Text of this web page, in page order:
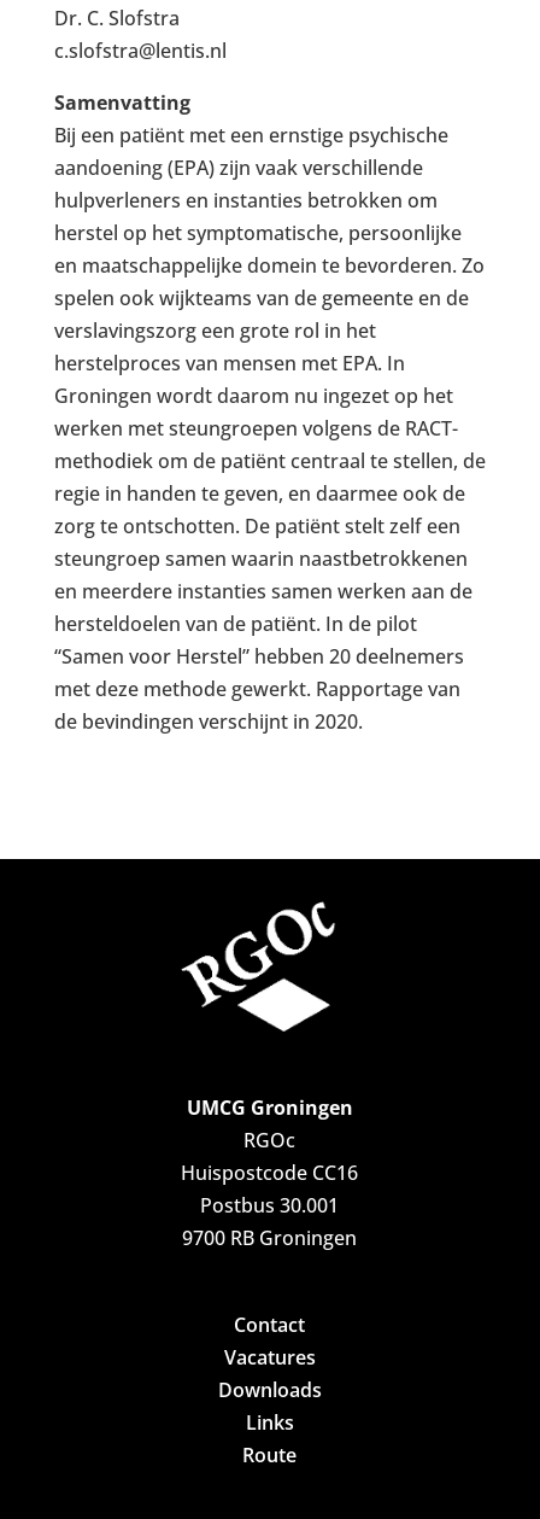
Dr. C. Slofstra
c.slofstra@lentis.nl
Samenvatting
Bij een patiënt met een ernstige psychische
aandoening (EPA) zijn vaak verschillende
hulpverleners en instanties betrokken om
herstel op het symptomatische, persoonlijke
en maatschappelijke domein te bevorderen. Zo
spelen ook wijkteams van de gemeente en de
verslavingszorg een grote rol in het
herstelproces van mensen met EPA. In
Groningen wordt daarom nu ingezet op het
werken met steungroepen volgens de RACT-
methodiek om de patiënt centraal te stellen, de
regie in handen te geven, en daarmee ook de
zorg te ontschotten. De patiënt stelt zelf een
steungroep samen waarin naastbetrokkenen
en meerdere instanties samen werken aan de
hersteldoelen van de patiënt. In de pilot
“Samen voor Herstel” hebben 20 deelnemers
met deze methode gewerkt. Rapportage van
de bevindingen verschijnt in 2020.
UMCG Groningen
RGOc
Huispostcode CC16
Postbus 30.001
9700 RB Groningen
Contact
Vacatures
Downloads
Links
Route